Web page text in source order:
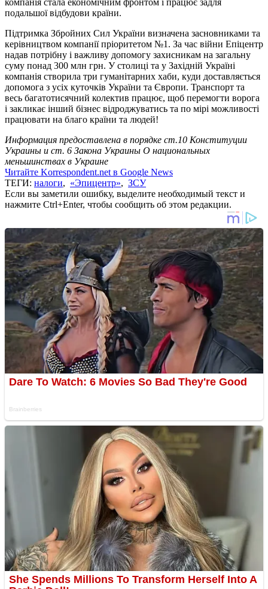
подальшої відбудови країни.
Підтримка Збройних Сил України визначена засновниками та
керівництвом компанії пріоритетом №1. За час війни Епіцентр
надав потрібну і важливу допомогу захисникам на загальну
суму понад 300 млн грн. У столиці та у Західній Україні
компанія створила три гуманітарних хаби, куди доставляється
допомога з усіх куточків України та Європи. Транспорт та
весь багатотисячний колектив працює, щоб перемогти ворога
і закликає інший бізнес відроджуватись та по мірі можливості
працювати на благо країни та людей!
Информация предоставлена в порядке ст.10 Конституции
Украины и ст. 6 Закона Украины О национальных
меньшинствах в Украине
Читайте Korrespondent.net в Google News
ТЕГИ: налоги, «Эпицентр», ЗСУ
Если вы заметили ошибку, выделите необходимый текст и
нажмите Ctrl+Enter, чтобы сообщить об этом редакции.